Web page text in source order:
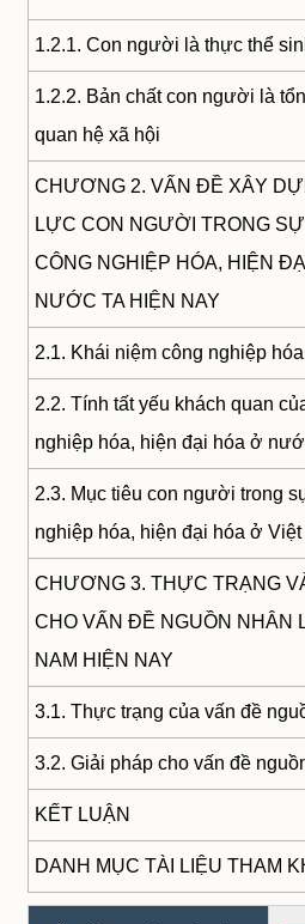
1.2.1. Con người là thực thể
1.2.2. Bản chất con người là
quan hệ xã hội
CHƯƠNG 2. VẤN ĐỀ XÂY
LỰC CON NGƯỜI TRONG
CÔNG NGHIỆP HÓA, HIỆN
NƯỚC TA HIỆN NAY
2.1. Khái niệm công nghiệp
2.2. Tính tất yếu khách quan
nghiệp hóa, hiện đại hóa ở
2.3. Mục tiêu con người trong
nghiệp hóa, hiện đại hóa ở Việt
CHƯƠNG 3. THỰC TRẠNG
CHO VẤN ĐỀ NGUỒN NHÂN
NAM HIỆN NAY
3.1. Thực trạng của vấn đề
3.2. Giải pháp cho vấn đề
KẾT LUẬN
DANH MỤC TÀI LIỆU THAM